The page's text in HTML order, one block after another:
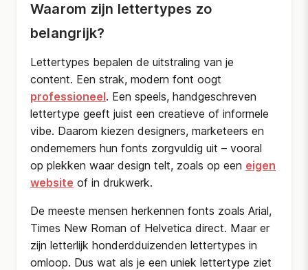
Waarom zijn lettertypes zo
belangrijk?
Lettertypes bepalen de uitstraling van je
content. Een strak, modern font oogt
professioneel. Een speels, handgeschreven
lettertype geeft juist een creatieve of informele
vibe. Daarom kiezen designers, marketeers en
ondernemers hun fonts zorgvuldig uit – vooral
op plekken waar design telt, zoals op een eigen
website of in drukwerk.
De meeste mensen herkennen fonts zoals Arial,
Times New Roman of Helvetica direct. Maar er
zijn letterlijk honderdduizenden lettertypes in
omloop. Dus wat als je een uniek lettertype ziet